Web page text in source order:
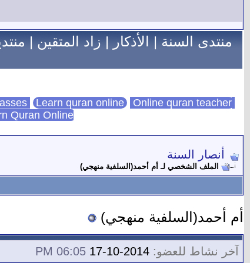
منتدى السنة|الأذكار|زاد المتقين|
Learn quran online Online quran teacher
Quran Online
أنصار السنة
الملف الشخصي لـ أم أحمد(السلفية منهجي)
أم أحمد(السلفية منهجي)
آخر نشاط للعضو: 06:05 PM